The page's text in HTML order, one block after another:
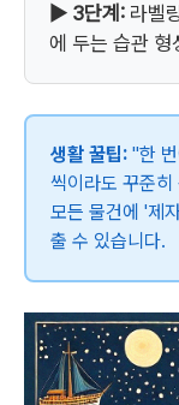
▶ 3단계: 라벨
에 두는 습관 형
생활 꿀팁: "한
씩이라도 꾸준
모든 물건에 '제
출 수 있습니다.